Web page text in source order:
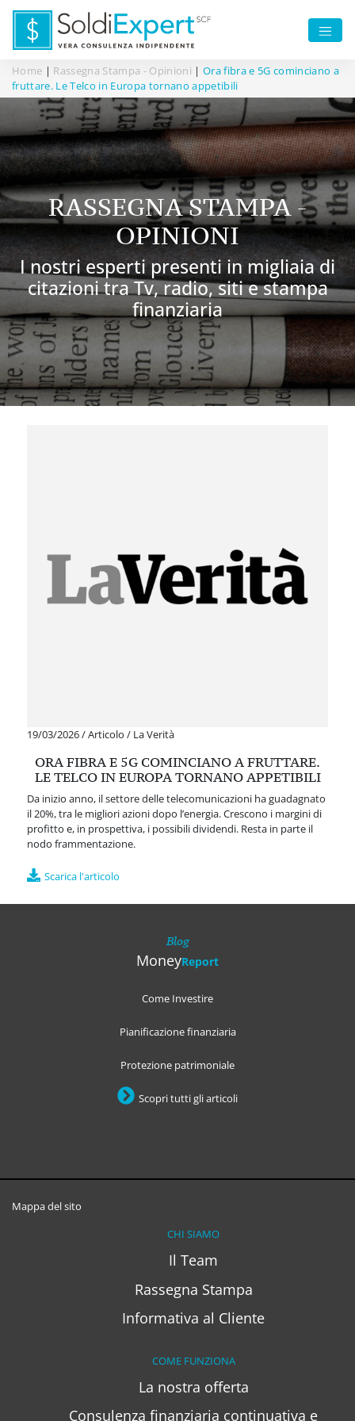
Home | Rassegna Stampa - Opinioni |Ora fibra e 5G cominciano a
fruttare. Le Telco in Europa tornano appetibili
RASSEGNA STAMPA -
OPINIONI
I nostri esperti presenti in migliaia di
citazioni tra Tv, radio, siti e stampa
finanziaria
19/03/2026/Articolo / La Verità
ORA FIBRA E 5G COMINCIANO A FRUTTARE.
LE TELCO IN EUROPA TORNANO APPETIBILI
Da inizio anno, il settore delle telecomunicazioni ha guadagnato
il 20%, tra le migliori azioni dopo l’energia. Crescono i margini di
profitto e, in prospettiva, i possibili dividendi. Resta in parte il
nodo frammentazione.
Scarica l'articolo
Blog
MoneyReport
Come Investire
Pianificazione finanziaria
Protezione patrimoniale
Scopri tutti gli articoli
Mappa del sito
CHI SIAMO
Il Team
Rassegna Stampa
Informativa al Cliente
COME FUNZIONA
La nostra offerta
Consulenza finanziaria continuativa e